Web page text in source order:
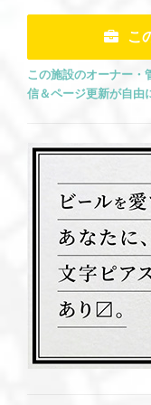
こ
この施設のオーナー・
信＆ページ更新が自由